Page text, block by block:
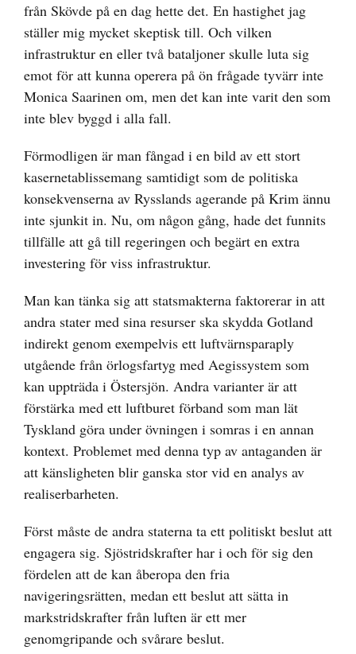
från Skövde på en dag hette det. En hastighet jag
ställer mig mycket skeptisk till. Och vilken
infrastruktur en eller två bataljoner skulle luta sig
emot för att kunna operera på ön frågade tyvärr inte
Monica Saarinen om, men det kan inte varit den som
inte blev byggd i alla fall.
Förmodligen är man fångad i en bild av ett stort
kasernetablissemang samtidigt som de politiska
konsekvenserna av Rysslands agerande på Krim ännu
inte sjunkit in. Nu, om någon gång, hade det funnits
tillfälle att gå till regeringen och begärt en extra
investering för viss infrastruktur.
Man kan tänka sig att statsmakterna faktorerar in att
andra stater med sina resurser ska skydda Gotland
indirekt genom exempelvis ett luftvärnsparaply
utgående från örlogsfartyg med Aegissystem som
kan uppträda i Östersjön. Andra varianter är att
förstärka med ett luftburet förband som man lät
Tyskland göra under övningen i somras i en annan
kontext. Problemet med denna typ av antaganden är
att känsligheten blir ganska stor vid en analys av
realiserbarheten.
Först måste de andra staterna ta ett politiskt beslut att
engagera sig. Sjöstridskrafter har i och för sig den
fördelen att de kan åberopa den fria
navigeringsrätten, medan ett beslut att sätta in
markstridskrafter från luften är ett mer
genomgripande och svårare beslut.